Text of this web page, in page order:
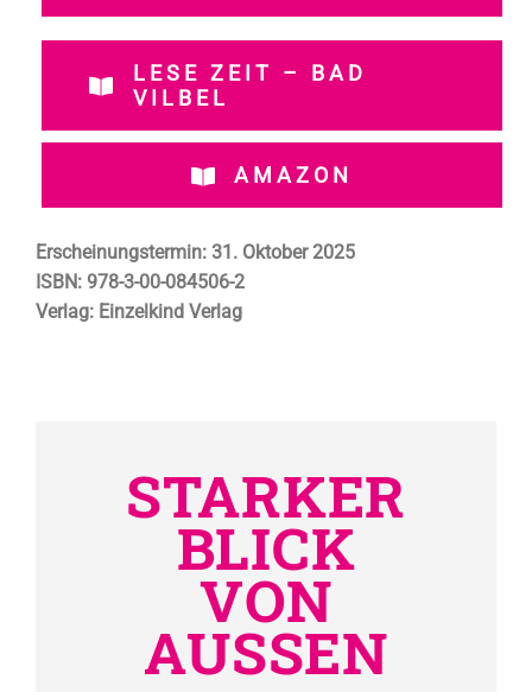
LESE ZEIT – BAD
VILBEL
AMAZON
Erscheinungstermin:31. Oktober 2025
ISBN: 978-3-00-084506-2
Verlag: Einzelkind Verlag
STARKER
BLICK
VON
AUSSEN